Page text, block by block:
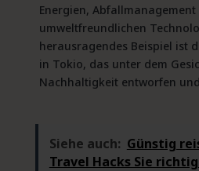
Energien, Abfallmanagement
umweltfreundlichen
herausragendes Beispiel ist
in Tokio, das unter dem
Nachhaltigkeit entworfen
Siehe auch: Günstig
Travel Hacks Sie